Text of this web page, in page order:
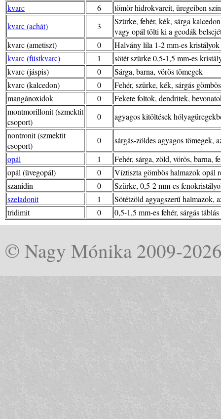
kvarc
6
tömör hidrokvarcit, üregeiben
kvarc (achát)
3
Szürke, fehér, kék, sárga
vagy opál tölti ki a geodák
kvarc (ametiszt)
0
Halvány lila 1-2 mm-es kristályok
kvarc (füstkvarc)
1
sötét szürke 0,5-1,5 mm-es
kvarc (jáspis)
0
Sárga, barna, vörös tömegek
kvarc (kalcedon)
0
Fehér, szürke, kék, sárgás
mangánoxidok
0
Fekete foltok, dendritek,
montmorillonit (szmektit
csoport)
0
agyagos kitöltések
nontronit (szmektit
csoport)
0
sárgás-zöldes agyagos tömegek,
opál
1
Fehér, sárga, zöld, vörös, barna,
opál (üvegopál)
0
Víztiszta gömbös halmazok opál
szanidin
0
Szürke, 0,5-2 mm-es
szeladonit
1
Sötétzöld agyagszerű halmazok,
tridimit
0 0,5-1,5 mm-es fehér, sárgás
© Nagy Mónika 2009-